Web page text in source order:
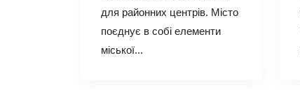
для районних центрів. Місто
поєднує в собі елементи
міської...